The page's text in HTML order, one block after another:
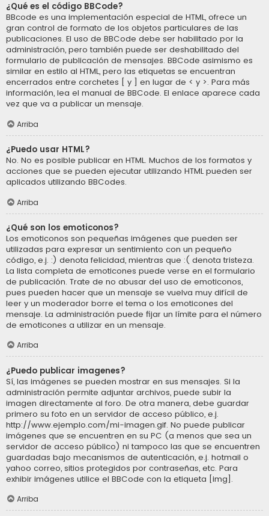
¿Qué es el código BBCode?
BBcode es una implementación especial de HTML, ofrece un
gran control de formato de los objetos particulares de las
publicaciones. El uso de BBCode debe ser habilitado por la
administración, pero también puede ser deshabilitado del
formulario de publicación de mensajes. BBCode asimismo es
similar en estilo al HTML, pero las etiquetas se encuentran
encerrados entre corchetes [ y ] en lugar de < y >. Para más
información, lea el manual de BBCode. El enlace aparece cada
vez que va a publicar un mensaje.
Arriba
¿Puedo usar HTML?
No. No es posible publicar en HTML. Muchos de los formatos y
acciones que se pueden ejecutar utilizando HTML pueden ser
aplicados utilizando BBCodes.
Arriba
¿Qué son los emoticonos?
Los emoticonos son pequeñas imágenes que pueden ser
utilizadas para expresar un sentimiento con un pequeño
código, e.j. :) denota felicidad, mientras que :( denota tristeza.
La lista completa de emoticones puede verse en el formulario
de publicación. Trate de no abusar del uso de emoticonos,
pues pueden hacer que un mensaje se vuelva muy difícil de
leer y un moderador borre el tema o los emoticones del
mensaje. La administración puede fijar un límite para el número
de emoticones a utilizar en un mensaje.
Arriba
¿Puedo publicar imagenes?
Sí, las imágenes se pueden mostrar en sus mensajes. Si la
administración permite adjuntar archivos, puede subir la
imagen directamente al foro. De otra manera, debe guardar
primero su foto en un servidor de acceso público, e.j.
http://www.ejemplo.com/mi-imagen.gif. No puede publicar
imágenes que se encuentren en su PC (a menos que sea un
servidor de acceso público) ni tampoco las que se encuentren
guardadas bajo mecanismos de autenticación, e.j. hotmail o
yahoo correo, sitios protegidos por contraseñas, etc. Para
exhibir imágenes utilice el BBCode con la etiqueta [img].
Arriba